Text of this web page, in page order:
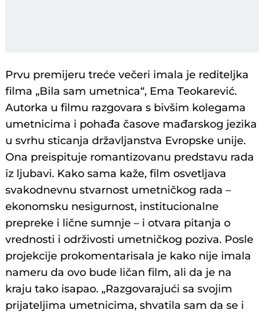
Prvu premijeru treće večeri imala je rediteljka
filma „Bila sam umetnica“, Ema Teokarević.
Autorka u filmu razgovara s bivšim kolegama
umetnicima i pohađa časove mađarskog jezika
u svrhu sticanja državljanstva Evropske unije.
Ona preispituje romantizovanu predstavu rada
iz ljubavi. Kako sama kaže, film osvetljava
svakodnevnu stvarnost umetničkog rada –
ekonomsku nesigurnost, institucionalne
prepreke i lične sumnje – i otvara pitanja o
vrednosti i održivosti umetničkog poziva. Posle
projekcije prokomentarisala je kako nije imala
nameru da ovo bude ličan film, ali da je na
kraju tako isapao. „Razgovarajući sa svojim
prijateljima umetnicima, shvatila sam da se i